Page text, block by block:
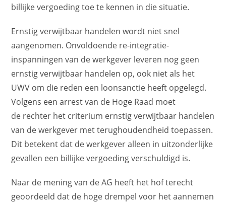
billijke vergoeding toe te kennen in die situatie.
Ernstig verwijtbaar handelen wordt niet snel
aangenomen. Onvoldoende re-integratie-
inspanningen van de werkgever leveren nog geen
ernstig verwijtbaar handelen op, ook niet als het
UWV om die reden een loonsanctie heeft opgelegd.
Volgens een arrest van de Hoge Raad moet
de rechter het criterium ernstig verwijtbaar handelen
van de werkgever met terughoudendheid toepassen.
Dit betekent dat de werkgever alleen in uitzonderlijke
gevallen een billijke vergoeding verschuldigd is.
Naar de mening van de AG heeft het hof terecht
geoordeeld dat de hoge drempel voor het aannemen